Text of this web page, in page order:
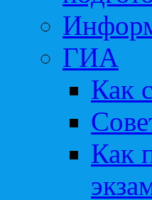
ГИА
Как
Как